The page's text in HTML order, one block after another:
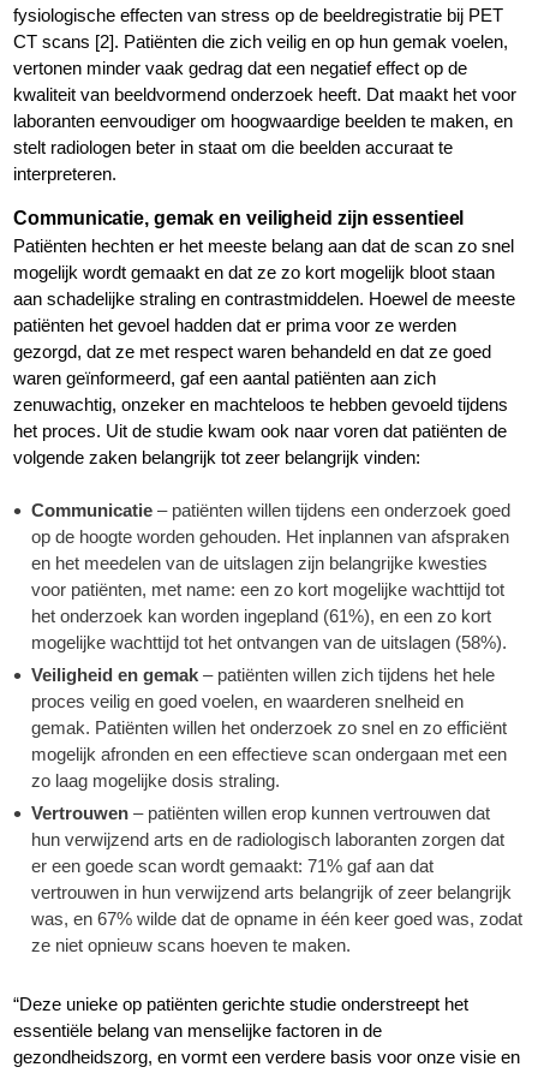
fysiologische effecten van stress op de beeldregistratie bij PET
CT scans [2]. Patiënten die zich veilig en op hun gemak voelen,
vertonen minder vaak gedrag dat een negatief effect op de
kwaliteit van beeldvormend onderzoek heeft. Dat maakt het voor
laboranten eenvoudiger om hoogwaardige beelden te maken, en
stelt radiologen beter in staat om die beelden accuraat te
interpreteren.
Communicatie, gemak en veiligheid zijn essentieel
Patiënten hechten er het meeste belang aan dat de scan zo snel
mogelijk wordt gemaakt en dat ze zo kort mogelijk bloot staan
aan schadelijke straling en contrastmiddelen. Hoewel de meeste
patiënten het gevoel hadden dat er prima voor ze werden
gezorgd, dat ze met respect waren behandeld en dat ze goed
waren geïnformeerd, gaf een aantal patiënten aan zich
zenuwachtig, onzeker en machteloos te hebben gevoeld tijdens
het proces. Uit de studie kwam ook naar voren dat patiënten de
volgende zaken belangrijk tot zeer belangrijk vinden:
Communicatie – patiënten willen tijdens een onderzoek goed
op de hoogte worden gehouden. Het inplannen van afspraken
en het meedelen van de uitslagen zijn belangrijke kwesties
voor patiënten, met name: een zo kort mogelijke wachttijd tot
het onderzoek kan worden ingepland (61%), en een zo kort
mogelijke wachttijd tot het ontvangen van de uitslagen (58%).
Veiligheid en gemak – patiënten willen zich tijdens het hele
proces veilig en goed voelen, en waarderen snelheid en
gemak. Patiënten willen het onderzoek zo snel en zo efficiënt
mogelijk afronden en een effectieve scan ondergaan met een
zo laag mogelijke dosis straling.
Vertrouwen – patiënten willen erop kunnen vertrouwen dat
hun verwijzend arts en de radiologisch laboranten zorgen dat
er een goede scan wordt gemaakt: 71% gaf aan dat
vertrouwen in hun verwijzend arts belangrijk of zeer belangrijk
was, en 67% wilde dat de opname in één keer goed was, zodat
ze niet opnieuw scans hoeven te maken.
“Deze unieke op patiënten gerichte studie onderstreept het
essentiële belang van menselijke factoren in de
gezondheidszorg, en vormt een verdere basis voor onze visie en